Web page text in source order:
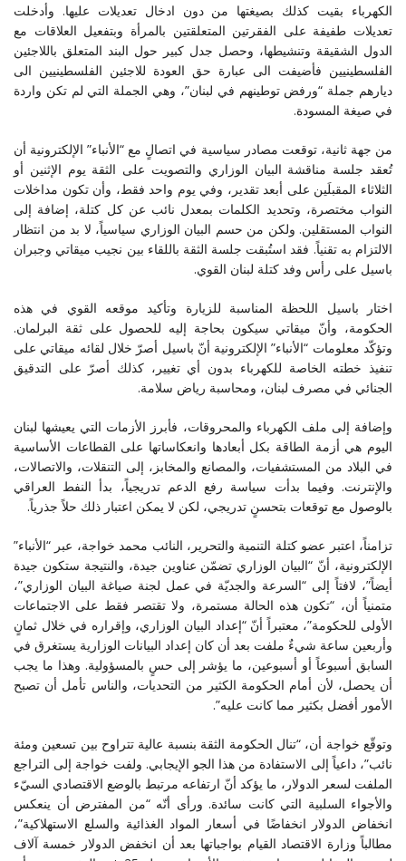
الكهرباء بقيت كذلك بصيغتها من دون ادخال تعديلات عليها. وأدخلت
تعديلات طفيفة على الفقرتين المتعلقتين بالمرأة وبتفعيل العلاقات مع
الدول الشقيقة وتنشيطها، وحصل جدل كبير حول البند المتعلق باللاجئين
الفلسطينيين فأضيفت الى عبارة حق العودة للاجئين الفلسطينيين الى
ديارهم جملة “ورفض توطينهم في لبنان”، وهي الجملة التي لم تكن واردة
في صيغة المسودة.
من جهة ثانية، توقعت مصادر سياسية في اتصالٍ مع “الأنباء” الإلكترونية أن
تُعقد جلسة مناقشة البيان الوزاري والتصويت على الثقة يوم الإثنين أو
الثلاثاء المقبلَين على أبعد تقدير، وفي يوم واحد فقط، وأن تكون مداخلات
النواب مختصرة، وتحديد الكلمات بمعدل نائب عن كل كتلة، إضافة إلى
النواب المستقلين. ولكن من حسم البيان الوزاري سياسياً، لا بد من انتظار
الالتزام به تقنياً. فقد استُبقت جلسة الثقة باللقاء بين نجيب ميقاتي وجبران
باسيل على رأس وفد كتلة لبنان القوي.
اختار باسيل اللحظة المناسبة للزيارة وتأكيد موقعه القوي في هذه
الحكومة، وأنّ ميقاتي سيكون بحاجة إليه للحصول على ثقة البرلمان.
وتؤكّد معلومات “الأنباء” الإلكترونية أنّ باسيل أصرّ خلال لقائه ميقاتي على
تنفيذ خطته الخاصة للكهرباء بدون أي تغيير، كذلك أصرّ على التدقيق
الجنائي في مصرف لبنان، ومحاسبة رياض سلامة.
وإضافة إلى ملف الكهرباء والمحروقات، فأبرز الأزمات التي يعيشها لبنان
اليوم هي أزمة الطاقة بكل أبعادها وانعكاساتها على القطاعات الأساسية
في البلاد من المستشفيات، والمصانع والمخابز، إلى التنقلات، والاتصالات،
والإنترنت. وفيما بدأت سياسة رفع الدعم تدريجياً، بدأ النفط العراقي
بالوصول مع توقعات بتحسنٍ تدريجي، لكن لا يمكن اعتبار ذلك حلاً جذرياً.
تزامناً، اعتبر عضو كتلة التنمية والتحرير، النائب محمد خواجة، عبر “الأنباء”
الإلكترونية، أنّ “البيان الوزاري تضمّن عناوين جيدة، والنتيجة ستكون جيدة
أيضاً”، لافتاً إلى “السرعة والجديّة في عمل لجنة صياغة البيان الوزاري”،
متمنياً أن، “تكون هذه الحالة مستمرة، ولا تقتصر فقط على الاجتماعات
الأولى للحكومة”، معتبراً أنّ “إعداد البيان الوزاري، وإقراره في خلال ثمانٍ
وأربعين ساعة شيءٌ ملفت بعد أن كان إعداد البيانات الوزارية يستغرق في
السابق أسبوعاً أو أسبوعين، ما يؤشر إلى حسٍ بالمسؤولية. وهذا ما يجب
أن يحصل، لأن أمام الحكومة الكثير من التحديات، والناس تأمل أن تصبح
الأمور أفضل بكثير مما كانت عليه”.
وتوقّع خواجة أن، “تنال الحكومة الثقة بنسبة عالية تتراوح بين تسعين ومئة
نائب”، داعياً إلى الاستفادة من هذا الجو الإيجابي. ولفت خواجة إلى التراجع
الملفت لسعر الدولار، ما يؤكد أنّ ارتفاعه مرتبط بالوضع الاقتصادي السيّء
والأجواء السلبية التي كانت سائدة. ورأى أنّه “من المفترض أن ينعكس
انخفاض الدولار انخفاضًا في أسعار المواد الغذائية والسلع الاستهلاكية”،
مطالباً وزارة الاقتصاد القيام بواجباتها بعد أن انخفض الدولار خمسة آلاف